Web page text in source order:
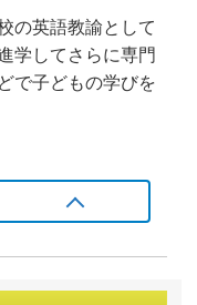
の英語教諭として
学してさらに専門
で子どもの学びを